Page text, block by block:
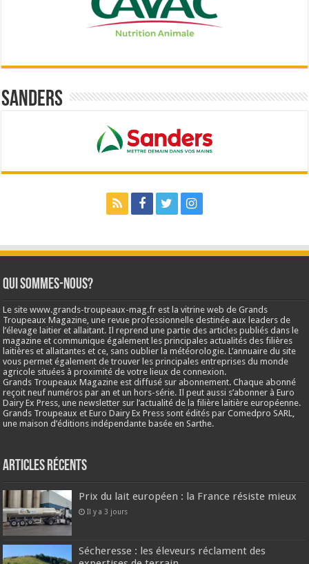
Sanders
Qui sommes-nous?
Le site www.grands-troupeaux-mag.fr est la vitrine web de Grands
Troupeaux Magazine, une revue professionnelle destinée aux leaders de
l’élevage laitier et allaitant. Il reprend une partie des articles publiés dans le
magazine et communique également les principales actualités des filières
laitières et allaitantes et ce, sans oublier la météorologie. L’annuaire du site
vous permet également de trouver les principales entreprises du monde
agricole situées à proximité de votre lieux de connexion.
Grands Troupeaux Magazine est diffusé sur abonnement. Chaque abonné
reçoit neuf numéros par an et un hors-série. Il peut aussi s’abonner à Euro
Dairy Ex Press, une newsletter sur l’actualité de la filière laitière européenne.
Grands Troupeaux et Euro Dairy Ex Press sont édités par Comedpro SARL,
une maison d’éditions indépendante basée en Sarthe.
Articles récents
Prix du lait européen : la France résiste mieux
Il y a 3 jours
Sécheresse : les éleveurs réclament des